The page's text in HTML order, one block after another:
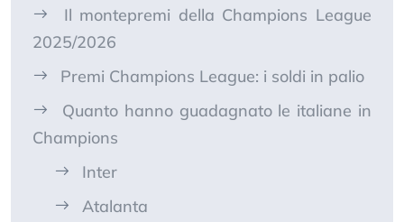
Il montepremi della Champions League
2025/2026
Premi Champions League: i soldi in palio
Quanto hanno guadagnato le italiane in
Champions
Inter
Atalanta